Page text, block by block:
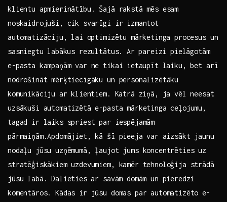
klientu apmierinātību. Šajā rakstā mēs esam
noskaidrojuši, cik svarīgi ir izmantot
automatizāciju, lai ⁤optimizētu mārketinga​ procesus un
sasniegtu ⁤labākus rezultātus. Ar⁢ pareizi pielāgotām
e-pasta kampaņām var ne tikai⁢ ietaupīt laiku, bet arī
‍nodrošināt mērķtiecīgāku un ‍personalizētāku⁣
komunikāciju ⁣ar klientiem. Katrā ziņā, ja vēl neesat
uzsākuši automatizētā e-pasta ​mārketinga ceļojumu,
tagad ir ‍laiks spriest par iespējamām
pārmaiņām.Apdomājiet, kā šī pieeja⁤ var aizsākt jaunu
nodaļu jūsu uzņēmumā, ​ļaujot jums koncentrēties uz
stratēģiskākiem uzdevumiem, kamēr tehnoloģija strādā
jūsu labā. Dalieties⁣ ar savām domām un pieredzi
komentāros. Kādas ir jūsu domas par automatizēto e-